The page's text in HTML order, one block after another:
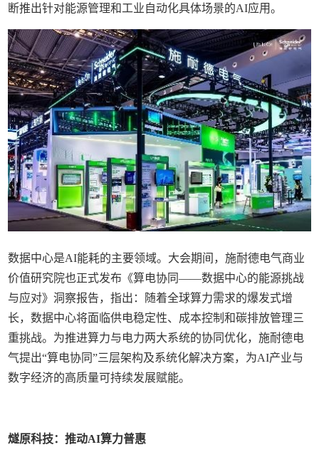
断推出针对能源管理和工业自动化具体场景的AI应用。
数据中心是AI能耗的主要领域。大会期间，施耐德电气商业
价值研究院也正式发布《算电协同——数据中心的能源挑战
与应对》洞察报告，指出：随着全球算力需求的爆发式增
长，数据中心将面临供电稳定性、成本控制和碳排放管理三
重挑战。为推进算力与电力两大系统的协同优化，施耐德电
气提出“算电协同”三层架构及系统化解决方案，为AI产业与
数字经济的高质量可持续发展赋能。
燧原科技：推动AI算力普惠